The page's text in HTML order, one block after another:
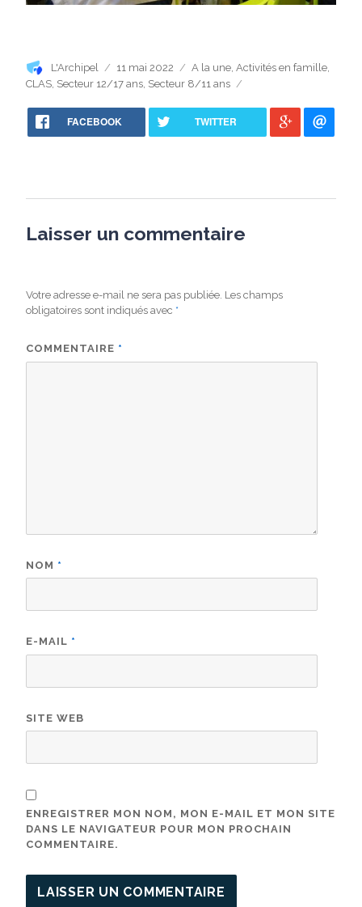
Auteur
L'Archipel
Publié
le
11 mai 2022 Catégories
A la une, Activités en famille,
CLAS, Secteur 12/17 ans, Secteur 8/11 ans
FACEBOOK TWITTER
Laisser un commentaire
Votre adresse e-mail ne sera pas publiée. Les champs
obligatoires sont indiqués avec *
COMMENTAIRE *
NOM *
E-MAIL *
SITE WEB
ENREGISTRER MON NOM, MON E-MAIL ET MON SITE
DANS LE NAVIGATEUR POUR MON PROCHAIN
COMMENTAIRE.